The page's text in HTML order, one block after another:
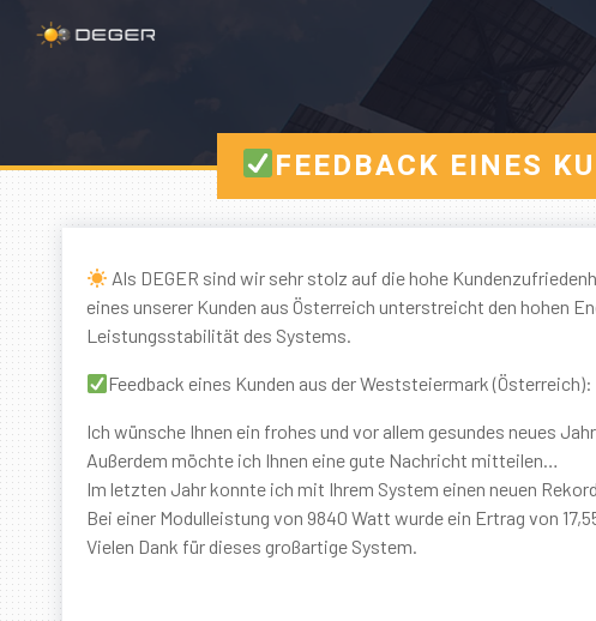
FEEDBACK EINES
Als DEGER sind wir sehr stolz auf die hohe
eines unserer Kunden aus Österreich unterstreicht den hohen
Leistungsstabilität des Systems.
Feedback eines Kunden aus der Weststeiermark (Österreich):
Ich wünsche Ihnen ein frohes und vor allem gesundes neues
Außerdem möchte ich Ihnen eine gute Nachricht mitteilen…
Im letzten Jahr konnte ich mit Ihrem System einen neuen
Bei einer Modulleistung von 9840 Watt wurde ein Ertrag von
Vielen Dank für dieses großartige System.